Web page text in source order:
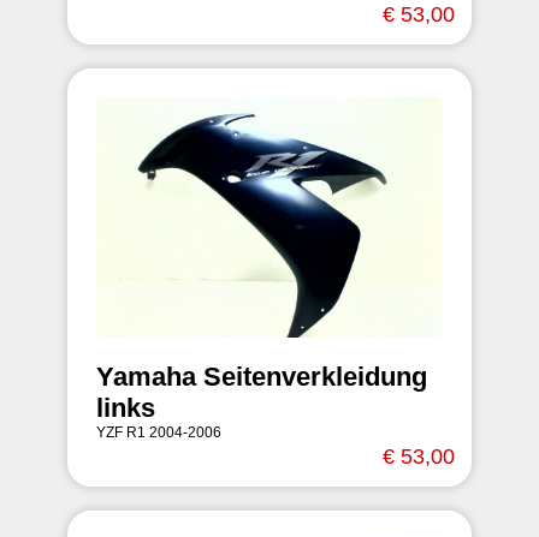
€ 53,00
Yamaha Seitenverkleidung
links
YZF R1 2004-2006
€ 53,00